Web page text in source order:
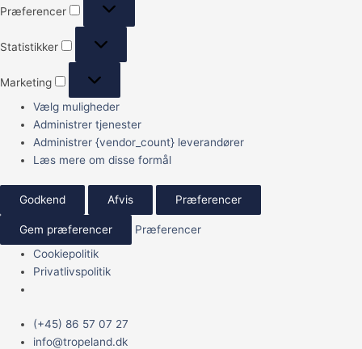
Præferencer
Statistikker
Marketing
Vælg muligheder
Administrer tjenester
Administrer {vendor_count} leverandører
Læs mere om disse formål
Godkend Afvis Præferencer
Gem præferencer
Præferencer
Cookiepolitik
Privatlivspolitik
(+45) 86 57 07 27
info@tropeland.dk
Main
Menu
Xenotilapia
ochrogenys